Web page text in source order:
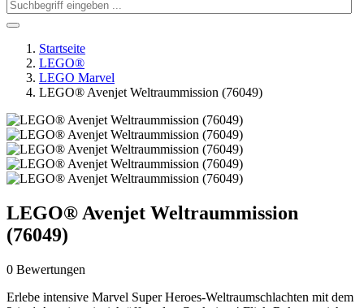
Startseite
LEGO®
LEGO Marvel
LEGO® Avenjet Weltraummission (76049)
LEGO® Avenjet Weltraummission
(76049)
0 Bewertungen
Erlebe intensive Marvel Super Heroes-Weltraumschlachten mit dem